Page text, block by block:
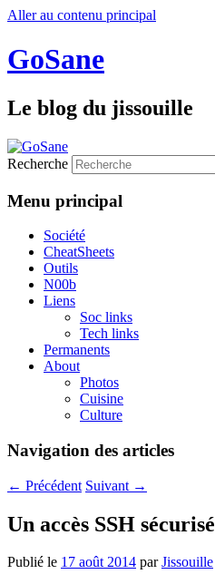
Aller au contenu principal
GoSane
Le blog du jissouille
Recherche
Menu principal
Société
CheatSheets
Outils
N00b
Liens
Soc links
Tech links
Permanents
About
Photos
Cuisine
Culture
Navigation des articles
← Précédent Suivant →
Un accès SSH sécurisé
Publié le 17 août 2014 parJissouille